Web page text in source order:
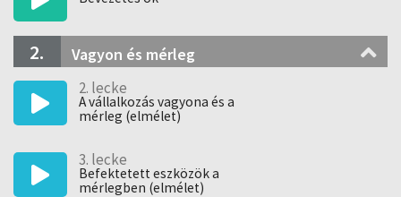
2. Vagyon és mérleg
2. lecke
A vállalkozás vagyona és a
mérleg (elmélet)
3. lecke
Befektetett eszközök a
mérlegben (elmélet)